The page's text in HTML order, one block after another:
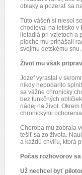
oblaky a pozerať sa
Túto vášeň si niesol
chodieval na letisko v
lietadlá pri vzletoch a
ploche mu prinášali
svojmu detskému snu.
Život mu však
Jozef vyrastal v
nikdy nepodarilo
sa vážne chronicky
bez funkčných
nádej na život.
chronickými
Choroba mu zobrala
tešiť sa zo života.
a každú chvíľu, ktorá
Počas rozhovorov
Už nechcel byť